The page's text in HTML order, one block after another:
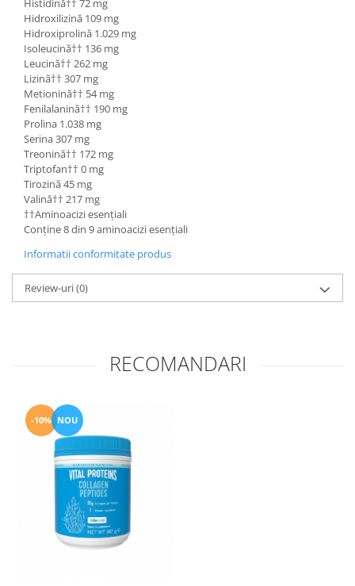
Histidină†† 72 mg
Hidroxilizină 109 mg
Hidroxiprolină 1.029 mg
Isoleucină†† 136 mg
Leucină†† 262 mg
Lizină†† 307 mg
Metionină†† 54 mg
Fenilalanină†† 190 mg
Prolina 1.038 mg
Serina 307 mg
Treonină†† 172 mg
Triptofan†† 0 mg
Tirozină 45 mg
Valină†† 217 mg
††Aminoacizi esențiali
Conține 8 din 9 aminoacizi esențiali
Informatii conformitate produs
Review-uri(0)
RECOMANDARI
-10% NOU